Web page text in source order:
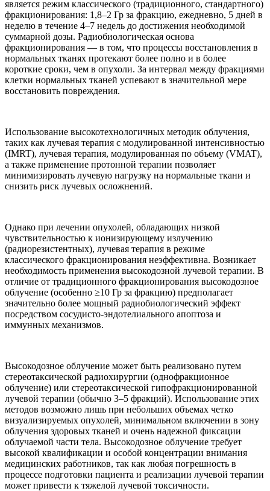
является режим классического (традиционного, стандартного)
фракционирования: 1,8–2 Гр за фракцию, ежедневно, 5 дней в
неделю в течение 4–7 недель до достижения необходимой
суммарной дозы. Радиобиологическая основа
фракционирования — в том, что процессы восстановления в
нормальных тканях протекают более полно и в более
короткие сроки, чем в опухоли. За интервал между фракциями
клетки нормальных тканей успевают в значительной мере
восстановить повреждения.
Использование высокотехнологичных методик облучения,
таких как лучевая терапия с модулированной интенсивностью
(IMRT), лучевая терапия, модулированная по объему (VMAT),
а также применение протонной терапии позволяет
минимизировать лучевую нагрузку на нормальные ткани и
снизить риск лучевых осложнений.
Однако при лечении опухолей, обладающих низкой
чувствительностью к ионизирующему излучению
(радиорезистентных), лучевая терапия в режиме
классического фракционирования неэффективна. Возникает
необходимость применения высокодозной лучевой терапии. В
отличие от традиционного фракционирования высокодозное
облучение (особенно ≥10 Гр за фракцию) предполагает
значительно более мощный радиобиологический эффект
посредством сосудисто-эндотелиального апоптоза и
иммунных механизмов.
Высокодозное облучение может быть реализовано путем
стереотаксической радиохирургии (однофракционное
облучение) или стереотаксической гипофракционированной
лучевой терапии (обычно 3–5 фракций). Использование этих
методов возможно лишь при небольших объемах четко
визуализируемых опухолей, минимальном включении в зону
облучения здоровых тканей и очень надежной фиксации
облучаемой части тела. Высокодозное облучение требует
высокой квалификации и особой концентрации внимания
медицинских работников, так как любая погрешность в
процессе подготовки пациента и реализации лучевой терапии
может привести к тяжелой лучевой токсичности.